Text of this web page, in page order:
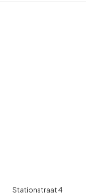
Stationstraat 4